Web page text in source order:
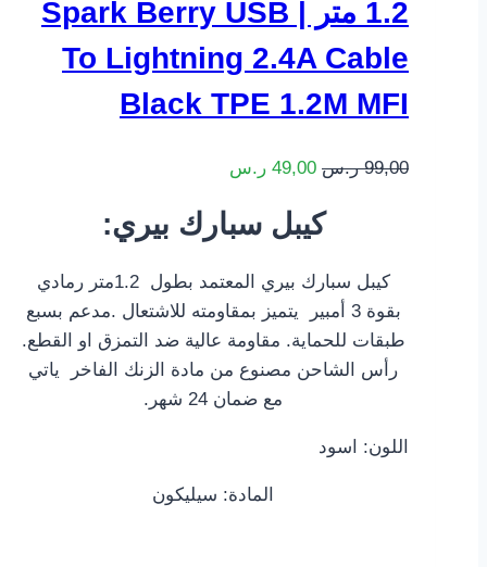
1.2 متر | Spark Berry USB
To Lightning 2.4A Cable
Black TPE 1.2M MFI
99,00 ر.س 49,00 ر.س
:كيبل سبارك بيري
كيبل سبارك بيري المعتمد بطول 1.2متر رمادي
بقوة 3 أمبير يتميز بمقاومته للاشتعال .مدعم بسبع
طبقات للحماية. مقاومة عالية ضد التمزق او القطع.
رأس الشاحن مصنوع من مادة الزنك الفاخر ياتي
مع ضمان 24 شهر.
اللون: اسود
المادة: سيليكون